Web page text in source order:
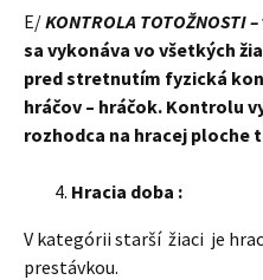
E/KONTROLA TOTOŽNOSTI –
sa vykonáva vo všetkých
pred stretnutím fyzická
hráčov – hráčok. Kontrolu
rozhodca na hracej ploche
Hracia doba :
V kategórii starší žiaci je
prestávkou.